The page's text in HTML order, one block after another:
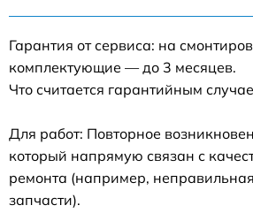
Гарантия от сервиса: на
комплектующие — до 3 месяцев.
Что считается гарантийным
Для работ: Повторное
который напрямую связан с
ремонта (например,
запчасти).